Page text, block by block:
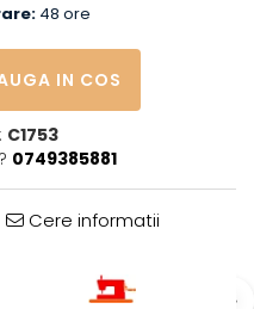
48 ore
IN COS
C1753
0749385881
Cere informatii